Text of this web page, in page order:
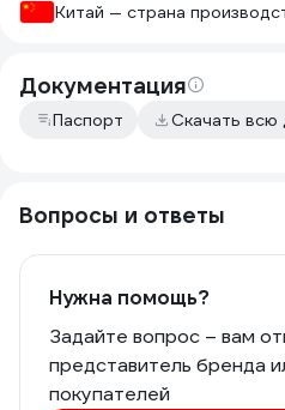
Китай — страна
Документация
Паспорт Скачать всю
Вопросы и ответы
Нужна помощь?
Задайте вопрос – вам
представитель бренда
покупателей